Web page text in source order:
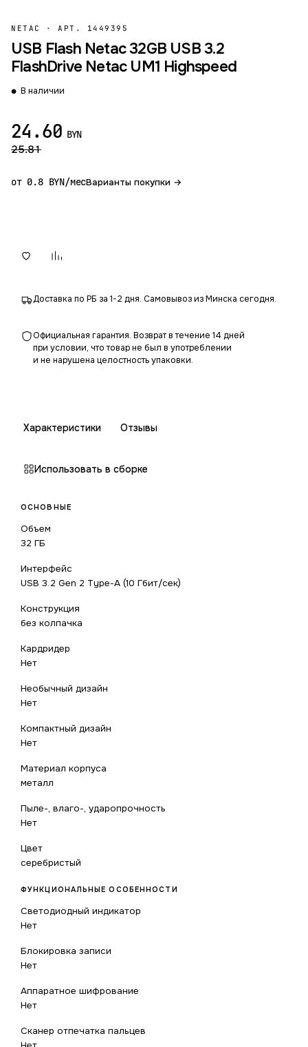
NETAC · АРТ. 1449395
USB Flash Netac 32GB USB 3.2
FlashDrive Netac UM1 Highspeed
В наличии
24.60 BYN
25.81
от 0.8 BYN/месВарианты покупки →
Доставка по РБ за 1-2 дня. Самовывоз из Минска сегодня.
Официальная гарантия. Возврат в течение 14 дней
при условии, что товар не был в употреблении
и не нарушена целостность упаковки.
Характеристики Отзывы
Использовать в сборке
ОСНОВНЫЕ
Объем
32 ГБ
Интерфейс
USB 3.2 Gen 2 Type-A (10 Гбит/сек)
Конструкция
без колпачка
Кардридер
Нет
Необычный дизайн
Нет
Компактный дизайн
Нет
Материал корпуса
металл
Пыле-, влаго-, ударопрочность
Нет
Цвет
серебристый
ФУНКЦИОНАЛЬНЫЕ ОСОБЕННОСТИ
Светодиодный индикатор
Нет
Блокировка записи
Нет
Аппаратное шифрование
Нет
Сканер отпечатка пальцев